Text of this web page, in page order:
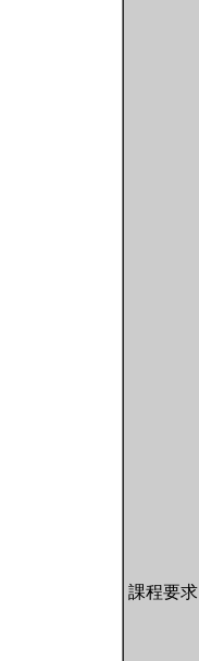
課程要求